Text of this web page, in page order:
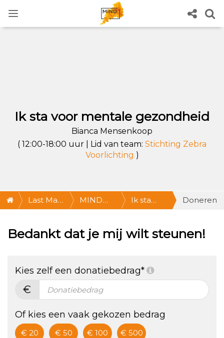
Ik sta voor mentale gezondheid
Bianca Mensenkoop
( 12:00-18:00 uur | Lid van team: Stichting Zebra
Voorlichting )
Last Man
MIND
Standing:
challenge!
ZA 24/9,
Utrecht
Ik sta
mentale
Doneren
Bedankt dat je mij wilt steunen!
Kies zelf een donatiebedrag*
€
Of kies een vaak gekozen bedrag
€ 20 € 50 € 100 € 500